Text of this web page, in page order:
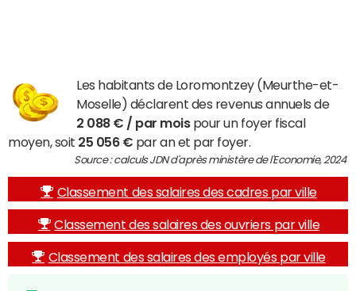
Les habitants de Loromontzey (Meurthe-et-
Moselle) déclarent des revenus annuels de
2 088 € / par moispour un foyer fiscal
moyen, soit 25 056 € par an et par foyer.
Source : calculs JDN d'après ministère de l'Economie, 2024
Classement des salaires des cadres par ville
Classement des salaires des ouvriers par ville
Classement des salaires des employés par ville